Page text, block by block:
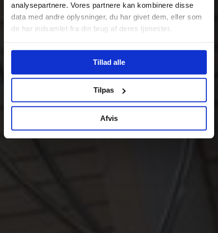
analysepartnere. Vores partnere kan kombinere disse
data med andre oplysninger, du har givet dem, eller som
de har indsamlet fra din brug af deres tjenester.
Tillad alle
Tilpas
Afvis